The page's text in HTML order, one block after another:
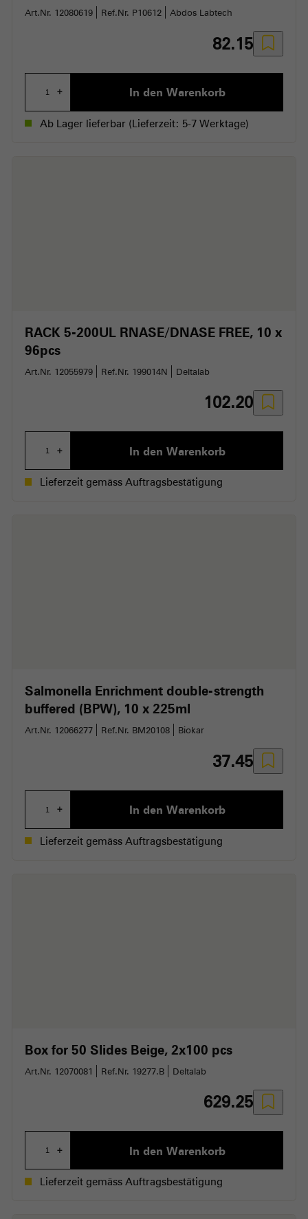
Art.Nr. 12080619 Ref.Nr. P10612 Abdos Labtech
82.15
+ In den Warenkorb
Ab Lager lieferbar (Lieferzeit: 5-7 Werktage)
RACK 5-200UL RNASE/DNASE FREE 10 x
96pcs
Art.Nr. 12055979 Ref.Nr. 199014N Deltalab
102.20
+ In den Warenkorb
Lieferzeit gemäss Auftragsbestätigung
Salmonella Enrichment double-strength
buffered (BPW) 10 x 225ml
Art.Nr. 12066277 Ref.Nr. BM20108 Biokar
37.45
+ In den Warenkorb
Lieferzeit gemäss Auftragsbestätigung
Box for 50 Slides Beige 2x100 pcs
Art.Nr. 12070081 Ref.Nr. 19277.B Deltalab
629.25
+ In den Warenkorb
Lieferzeit gemäss Auftragsbestätigung